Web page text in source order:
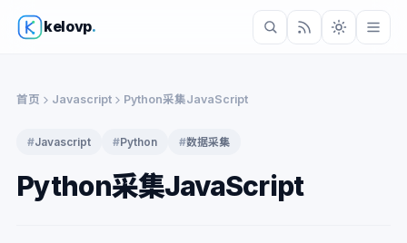
kelovp.
首页 Javascript Python采集JavaScript
#Javascript #Python #数据采集
Python采集JavaScript